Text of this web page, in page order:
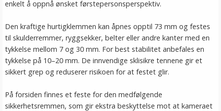
enkelt å oppnå ønsket førstepersonsperspektiv.
Den kraftige hurtigklemmen kan åpnes opptil 73 mm og festes
til skulderremmer, ryggsekker, belter eller andre kanter med en
tykkelse mellom 7 og 30 mm. For best stabilitet anbefales en
tykkelse på 10–20 mm. De innvendige sklisikre tennene gir et
sikkert grep og reduserer risikoen for at festet glir.
På forsiden finnes et feste for den medfølgende
sikkerhetsremmen, som gir ekstra beskyttelse mot at kameraet